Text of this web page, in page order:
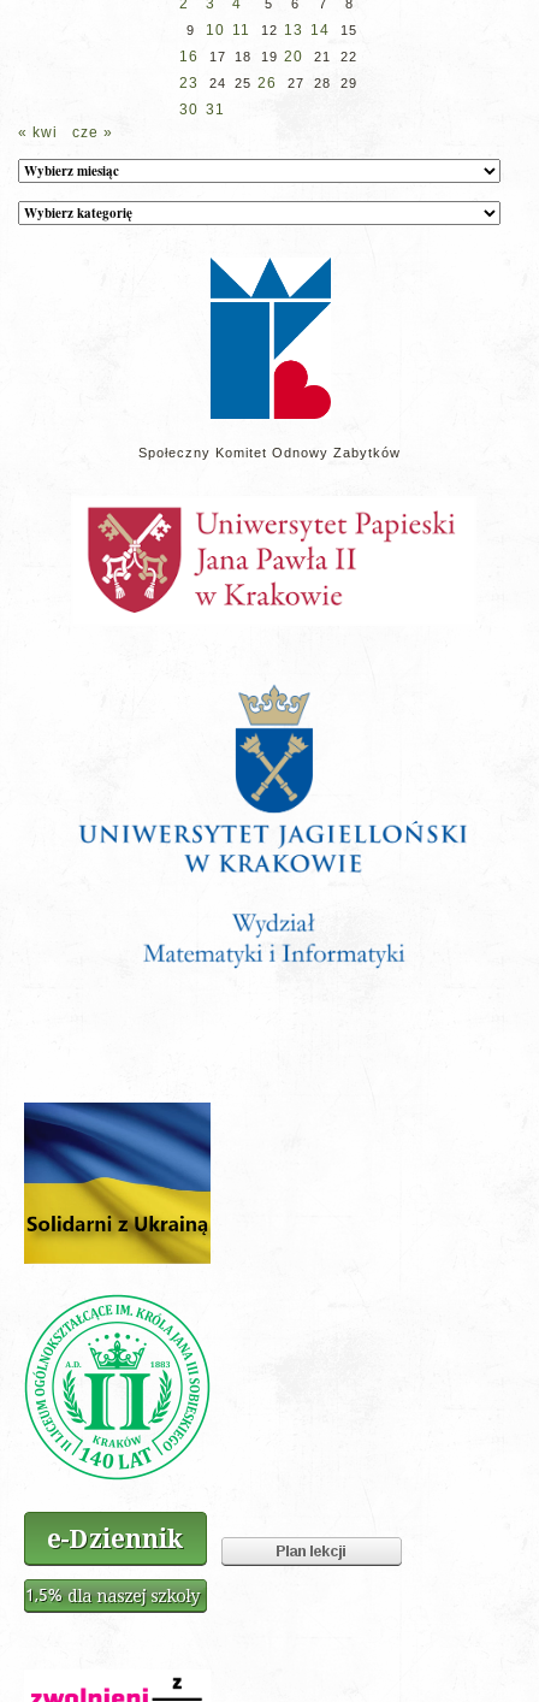
2 3 4 5 6 7
8
9
10 11 12 13 14 15
16 17 18 19 20 21 22
23 24 25 26 27 28 29
30 31
« kwi
cze »
Archiwum
Kategorie
wpisów
Społeczny Komitet Odnowy Zabytków